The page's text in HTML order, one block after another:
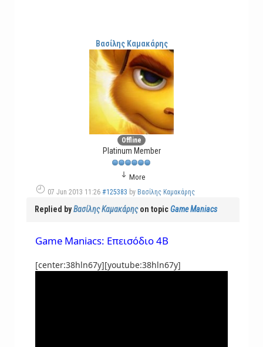
Βασίλης Καμακάρης
Offline
Platinum Member
More
07 Jun 2013 11:26 #125383 by Βασίλης Καμακάρης
Replied byΒασίλης Καμακάρηςon topicGame Maniacs
Game Maniacs: Επεισόδιο 4B
[center:38hln67y][youtube:38hln67y]